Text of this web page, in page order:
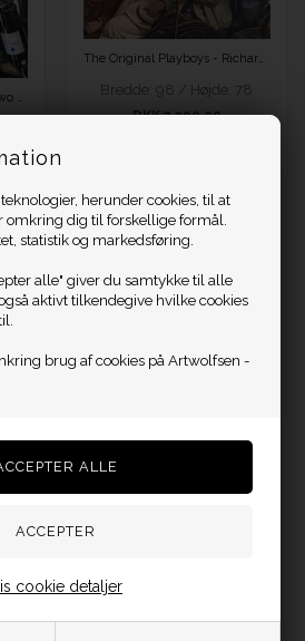
herunder cookies, til at
dig til forskellige formål.
statistik og markedsføring.
alle" giver du samtykke til alle
aktivt tilkendegive hvilke cookies
brug af cookies på Artwolfsen -
cookie detaljer
All those Years reduced to two - Richard Holmes
The Original Playboys - Richard Holmes
Bredde: 98 / Højde: 78
DKK 7.200,00
England, hvor graffiti blev hans
flyttede til Danmark i 2001, lagde
på en markant kunstnerisk
til stor anerkendelse både i
et vigtigt skridt i sin kunstneriske
arbejde med pensel på både
har han skabt sit helt eget udtryk,
med humor, kant og et moderne